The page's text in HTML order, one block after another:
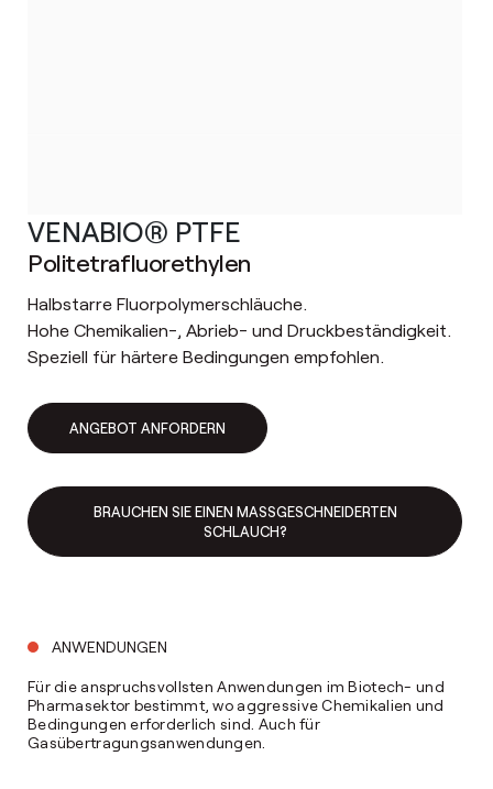
VENABIO® PTFE
Politetrafluorethylen
Halbstarre Fluorpolymerschläuche.
Hohe Chemikalien-, Abrieb- und Druckbeständigkeit.
Speziell für härtere Bedingungen empfohlen.
ANGEBOT ANFORDERN
BRAUCHEN SIE EINEN MASSGESCHNEIDERTEN S
CHLAUCH?
ANWENDUNGEN
Für die anspruchsvollsten Anwendungen im Biotech- und
Pharmasektor bestimmt, wo aggressive Chemikalien und
Bedingungen erforderlich sind. Auch für
Gasübertragungsanwendungen.